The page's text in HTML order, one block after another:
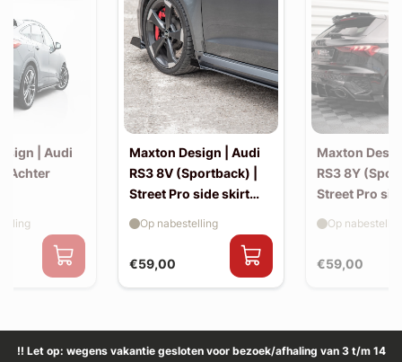
| Audi
| Achter
Maxton Design | Audi
RS3 8V (Sportback) |
Street Pro side skirt
€59,00
Op nabestelling
Maxton
RS3 8Y
Street Pro
€59,00
Op
!! Let op: wegens vakantie gesloten voor bezoek/afhaling van 3 t/m 14